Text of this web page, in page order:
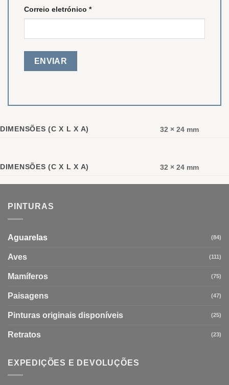
Correio eletrónico *
DIMENSÕES (C X L X A) 32 × 24 mm
DIMENSÕES (C X L X A) 32 × 24 mm
PINTURAS
Aguarelas (84)
Aves (111)
Mamíferos (75)
Paisagens (47)
Pinturas originais disponíveis (25)
Retratos (23)
EXPEDIÇÕES E DEVOLUÇÕES